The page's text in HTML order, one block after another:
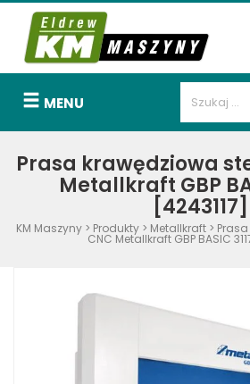
MENU
Prasa krawędziowa
Metallkraft GBP
[4243117]
KM Maszyny> Produkty> Metallkraft>
CNC Metallkraft GBP BASIC